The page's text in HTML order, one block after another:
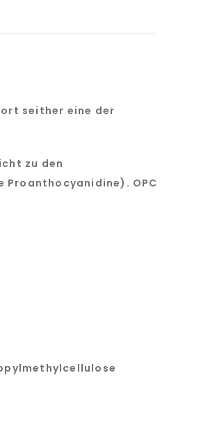
seither eine der
zu den
Proanthocyanidine). OPC